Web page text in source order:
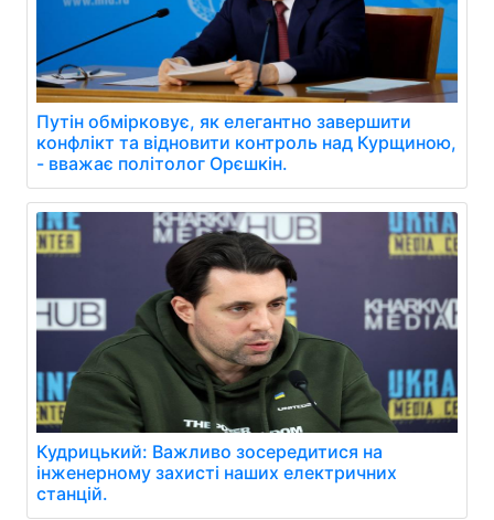
Путін обмірковує, як елегантно завершити
конфлікт та відновити контроль над Курщиною,
- вважає політолог Орєшкін.
Кудрицький: Важливо зосередитися на
інженерному захисті наших електричних
станцій.